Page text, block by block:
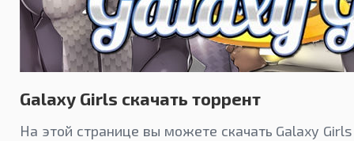
Galaxy Girls скачать торрент
На этой странице вы можете скачать Galaxy